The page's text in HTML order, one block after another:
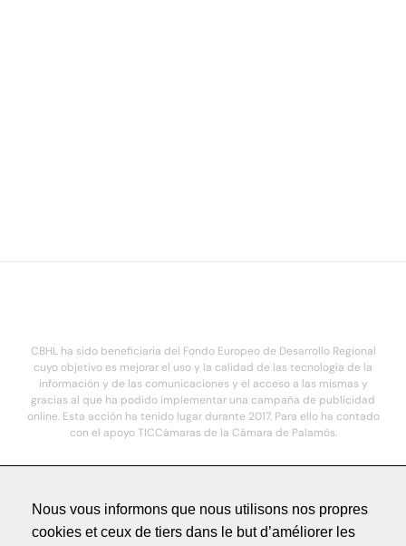
CBHL ha sido beneficiaria del Fondo Europeo de Desarrollo Regional
cuyo objetivo es mejorar el uso y la calidad de las tecnología de la
información y de las comunicaciones y el acceso a las mismas y
gracias al que ha podido implementar una campaña de publicidad
online. Esta acción ha tenido lugar durante 2017. Para ello ha contado
con el apoyo TICCámaras de la Cámara de Palamós.
© 2021. COSTA BRAVA HOTELS DE LUXE - Todos los derechos reservados
Nous vous informons que nous utilisons nos propres
cookies et ceux de tiers dans le but d’améliorer les